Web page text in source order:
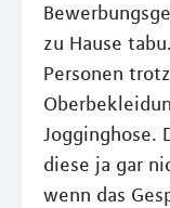
zu Hause
Personen
Jogginghose.
diese ja gar
wenn das